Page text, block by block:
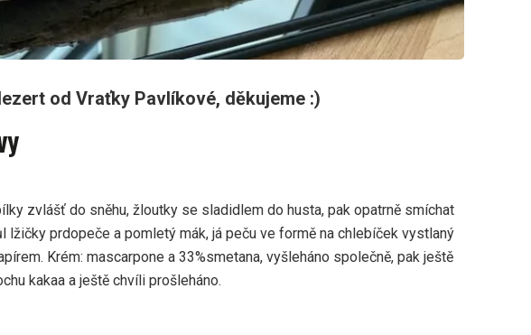
od Vraťky Pavlíkové, děkujeme :)
zvlášť do sněhu, žloutky se sladidlem do husta, pak opatrně smíchat
lžičky prdopeče a pomletý mák, já peču ve formě na chlebíček vystlaný
Krém: mascarpone a 33%smetana, vyšleháno společně, pak ještě
kakaa a ještě chvíli prošleháno.